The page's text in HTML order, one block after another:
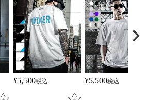
¥5,500税込 ¥5,500税込